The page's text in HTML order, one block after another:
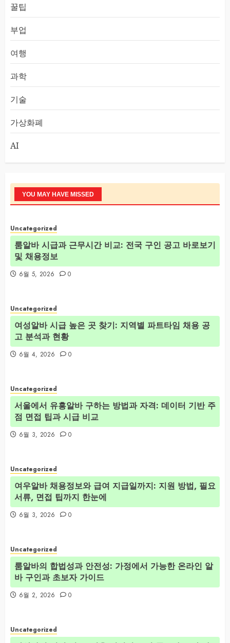
꿀팁
부업
여행
과학
기술
가상화폐
AI
YOU MAY HAVE MISSED
Uncategorized
룸알바 시급과 근무시간 비교: 전국 구인 공고 바로보기
및 채용정보
6월 5, 2026 0
Uncategorized
여성알바 시급 높은 곳 찾기: 지역별 파트타임 채용 공
고 분석과 현황
6월 4, 2026 0
Uncategorized
서울에서 유흥알바 구하는 방법과 자격: 데이터 기반 주
점 면접 팁과 시급 비교
6월 3, 2026 0
Uncategorized
여우알바 채용정보와 급여 지급일까지: 지원 방법, 필요
서류, 면접 팁까지 한눈에
6월 3, 2026 0
Uncategorized
룸알바의 합법성과 안전성: 가정에서 가능한 온라인 알
바 구인과 초보자 가이드
6월 2, 2026 0
Uncategorized